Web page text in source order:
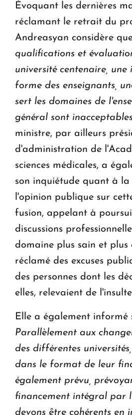
Évoquant les dernières
réclamant le retrait du
Andreasyan considère
qualifications et
université centenaire,
forme des enseignants,
sert les domaines de
général sont
ministre, par ailleurs
d'administration de
sciences médicales, a
son inquiétude quant à la
l'opinion publique sur
fusion, appelant à
discussions
domaine plus sain et plus
réclamé des excuses
des personnes dont les
elles, relevaient de
Elle a également informé
Parallèlement aux
des différentes
dans le format de leur
également prévu,
financement intégral par
devons être cohérents en